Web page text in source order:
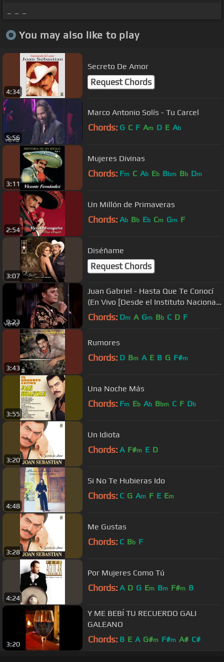
You may also like to play
4:34
Secreto De Amor
Request Chords
5:56
Marco Antonio Solís - Tu Carcel
Chords: G C F Am D E Ab
3:11
Mujeres Divinas
Chords: Fm C Ab Eb Bbm Bb Dm
2:54
Un Millón de Primaveras
Chords: Ab Bb Eb Cm Gm F
3:07
Diséñame
Request Chords
9:23
Juan Gabriel - Hasta Que Te Conocí
(En Vivo [Desde el Instituto Nacional
de Bellas Artes])
Chords: Dm A Gm Bb C D F
3:43
Rumores
Chords: D Bm A E B G F#m
3:55
Una Noche Más
Chords: Fm Eb Ab Bbm C F Db
3:20
Un Idiota
Chords: A F#m E D
4:48
Si No Te Hubieras Ido
Chords: C G Am F E Em
3:28
Me Gustas
Chords: C Bb F
4:24
Por Mujeres Como Tú
Chords: A D G Em Bm F#m B
3:20
Y ME BEBÍ TU RECUERDO GALI
GALEANO
Chords: B E A G#m F#m A# C#